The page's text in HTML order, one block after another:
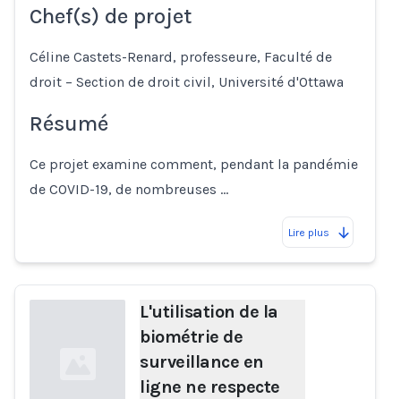
Chef(s) de projet
Céline Castets-Renard, professeure, Faculté de
droit – Section de droit civil, Université d'Ottawa
Résumé
Ce projet examine comment, pendant la pandémie
de COVID-19, de nombreuses …
Lire plus
L'utilisation de la
biométrie de
surveillance en
ligne ne respecte